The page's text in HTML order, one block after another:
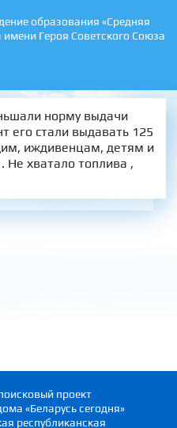
образования «Средняя
Героя Советского Союза
норму выдачи​
его стали выдавать 125
иждивенцам, де­тям и
хватало топлива ,​
проект
«Беларусь сегодня»
республиканская